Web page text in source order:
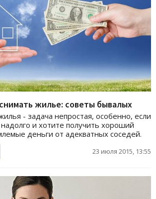
жилье: советы бывалых
- задача непростая, особенно, если
и хотите получить хороший
деньги от адекватных соседей.
23 июля 2015, 13:55